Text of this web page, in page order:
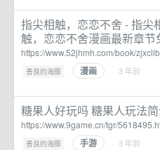
指尖相触，恋恋不舍 - 指尖
触，恋恋不舍漫画最新章
https://www.52jhmh.com/book/
善良的海豚 · 漫画 · 3 年前
糖果人好玩吗 糖果人玩法
https://www.9game.cn/tgr/
善良的海豚 · 手游 · 3 年前